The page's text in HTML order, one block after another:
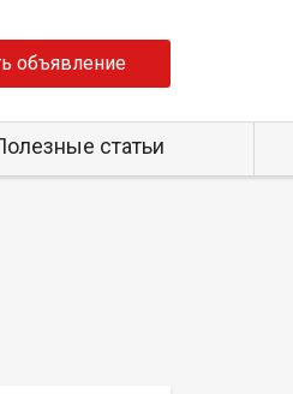
объявление
статьи